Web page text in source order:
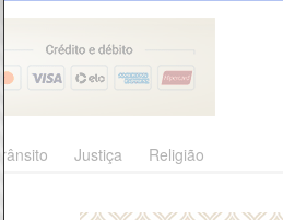
Trânsito Justiça Religião